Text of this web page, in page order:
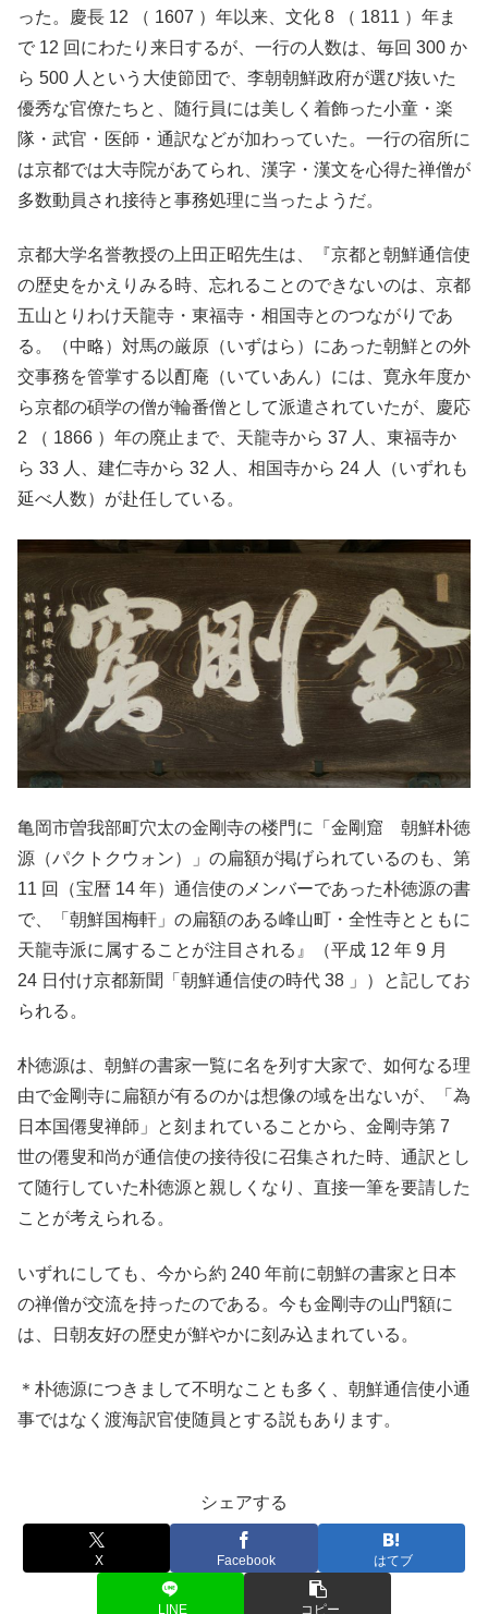
った。慶長 12 （ 1607 ）年以来、文化 8 （ 1811 ）年ま
で 12 回にわたり来日するが、一行の人数は、毎回 300 か
ら 500 人という大使節団で、李朝朝鮮政府が選び抜いた
優秀な官僚たちと、随行員には美しく着飾った小童・楽
隊・武官・医師・通訳などが加わっていた。一行の宿所に
は京都では大寺院があてられ、漢字・漢文を心得た禅僧が
多数動員され接待と事務処理に当ったようだ。
京都大学名誉教授の上田正昭先生は、『京都と朝鮮通信使
の歴史をかえりみる時、忘れることのできないのは、京都
五山とりわけ天龍寺・東福寺・相国寺とのつながりであ
る。（中略）対馬の厳原（いずはら）にあった朝鮮との外
交事務を管掌する以酊庵（いていあん）には、寛永年度か
ら京都の碩学の僧が輪番僧として派遣されていたが、慶応
2 （ 1866 ）年の廃止まで、天龍寺から 37 人、東福寺か
ら 33 人、建仁寺から 32 人、相国寺から 24 人（いずれも
延べ人数）が赴任している。
亀岡市曽我部町穴太の金剛寺の楼門に「金剛窟 朝鮮朴徳
源（パクトクウォン）」の扁額が掲げられているのも、第
11 回（宝暦 14 年）通信使のメンバーであった朴徳源の書
で、「朝鮮国梅軒」の扁額のある峰山町・全性寺とともに
天龍寺派に属することが注目される』（平成 12 年 9 月
24 日付け京都新聞「朝鮮通信使の時代 38 」）と記してお
られる。
朴徳源は、朝鮮の書家一覧に名を列す大家で、如何なる理
由で金剛寺に扁額が有るのかは想像の域を出ないが、「為
日本国僊叟禅師」と刻まれていることから、金剛寺第 7
世の僊叟和尚が通信使の接待役に召集された時、通訳とし
て随行していた朴徳源と親しくなり、直接一筆を要請した
ことが考えられる。
いずれにしても、今から約 240 年前に朝鮮の書家と日本
の禅僧が交流を持ったのである。今も金剛寺の山門額に
は、日朝友好の歴史が鮮やかに刻み込まれている。
＊朴徳源につきまして不明なことも多く、朝鮮通信使小通
事ではなく渡海訳官使随員とする説もあります。
シェアする
X Facebook はてブ
LINE コピー